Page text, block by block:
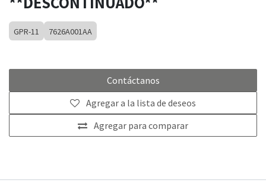
GPR-11 7626A001AA
Contáctanos
Agregar para comparar
Agregar a la lista de deseos